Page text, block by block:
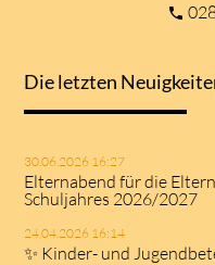
phone
Die letzten
30.06.2026 16:27
Elternabend für die
Schuljahres 2026/2027
24.04.2026 16:14
✨ Kinder- und